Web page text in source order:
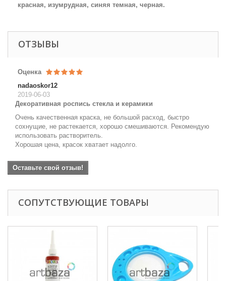
красная, изумрудная, синяя темная, черная.
ОТЗЫВЫ
Оценка
nadaoskor12
2019-06-03
Декоративная роспись стекла и керамики
Очень качественная краска, не большой расход, быстро
сохнущие, не растекается, хорошо смешиваются. Рекомендую
использовать растворитель.
Хорошая цена, красок хватает надолго.
Оставьте свой отзыв!
СОПУТСТВУЮЩИЕ ТОВАРЫ